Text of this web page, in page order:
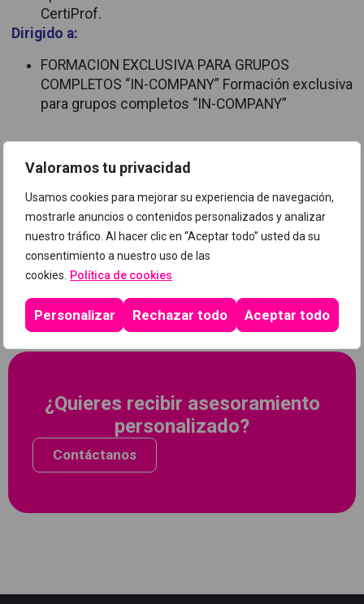
Valoramos tu privacidad
Usamos cookies para mejorar su experiencia de navegación,
mostrarle anuncios o contenidos personalizados y analizar
nuestro tráfico. Al hacer clic en “Aceptar todo” usted da su
consentimiento a nuestro uso de las
cookies. Política de cookies
Personalizar Rechazar todo Aceptar todo
Programa
CertiProf.
Dirigido a:
FORMACION EXCLUSIVA PARA GRUPOS
COMPLETOS “IN-COMPANY” Formación exclusiva
para grupos completos “IN-COMPANY”
¿Quieres recibir asesoramiento
personalizado?
Contáctanos